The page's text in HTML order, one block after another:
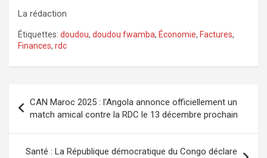
La rédaction
Étiquettes: doudou, doudou fwamba, Économie, Factures,
Finances, rdc
de
l’article
CAN Maroc 2025 : l’Angola annonce officiellement un
match amical contre la RDC le 13 décembre prochain
Santé : La République démocratique du Congo déclare